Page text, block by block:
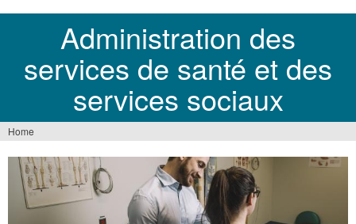
Administration des
services de santé et des
services sociaux
You
are
here
Home